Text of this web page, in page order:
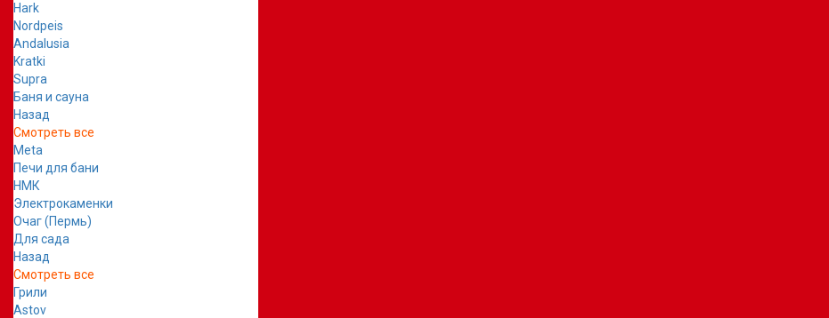
Hark
Nordpeis
Andalusia
Kratki
Supra
Баня и сауна
Назад
Смотреть все
Meta
Печи для бани
НМК
Электрокаменки
Очаг (Пермь)
Для сада
Назад
Смотреть все
Грили
Astov